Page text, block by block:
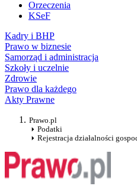
Orzeczenia
KSeF
Kadry i BHP
Prawo w biznesie
Samorząd i administracja
Szkoły i uczelnie
Zdrowie
Prawo dla każdego
Akty Prawne
Prawo.pl
Podatki
Rejestracja działalności